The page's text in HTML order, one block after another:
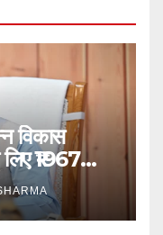
विकास
₹1967